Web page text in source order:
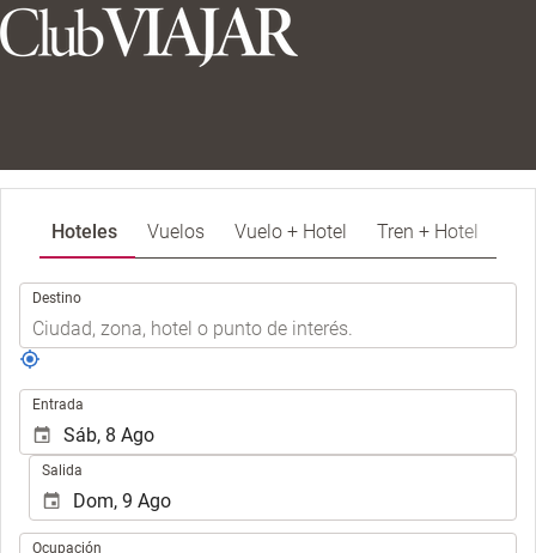
Hoteles Vuelos Vuelo + Hotel Tren + Hotel
Destino
Entrada
Salida
Ocupación
Ocupación